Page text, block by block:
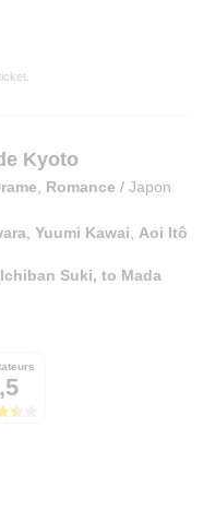
Kyoto
Romance / Japon
,Yuumi Kawai
Aoi Itô
Suki, to Mada